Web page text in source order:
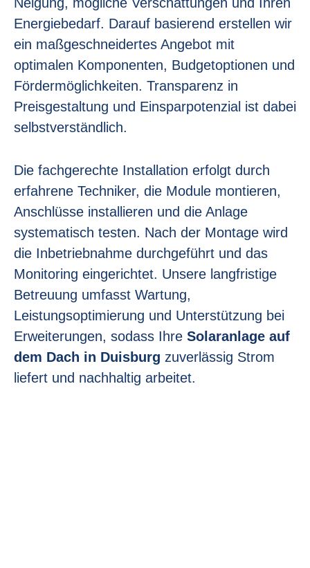
Energiebedarf. Darauf basierend erstellen wir
ein maßgeschneidertes Angebot mit
optimalen Komponenten, Budgetoptionen und
Fördermöglichkeiten. Transparenz in
Preisgestaltung und Einsparpotenzial ist dabei
selbstverständlich.
Die fachgerechte Installation erfolgt durch
erfahrene Techniker, die Module montieren,
Anschlüsse installieren und die Anlage
systematisch testen. Nach der Montage wird
die Inbetriebnahme durchgeführt und das
Monitoring eingerichtet. Unsere langfristige
Betreuung umfasst Wartung,
Leistungsoptimierung und Unterstützung bei
Erweiterungen, sodass Ihre Solaranlage auf
dem Dach in Duisburg zuverlässig Strom
liefert und nachhaltig arbeitet.